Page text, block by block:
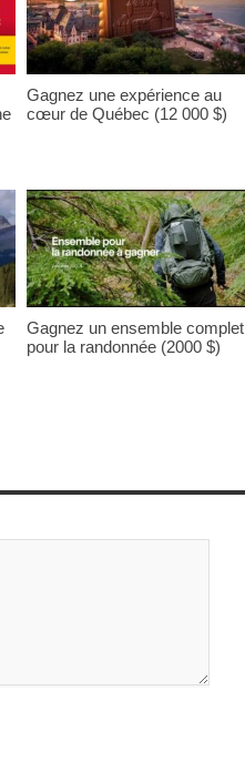
Gagnez une expérience au
cœur de Québec (12 000 $)
Gagnez un ensemble complet
pour la randonnée (2000 $)